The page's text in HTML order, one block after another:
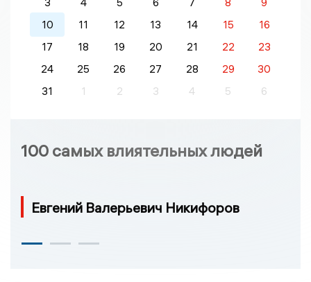
10
11 12 13 14 15
16
17
18 19 20 21 22
23
24
25 26 27 28 29
30
31
1 2 3 4 5 6
100 самых влиятельных людей
Евгений Валерьевич Никифоров